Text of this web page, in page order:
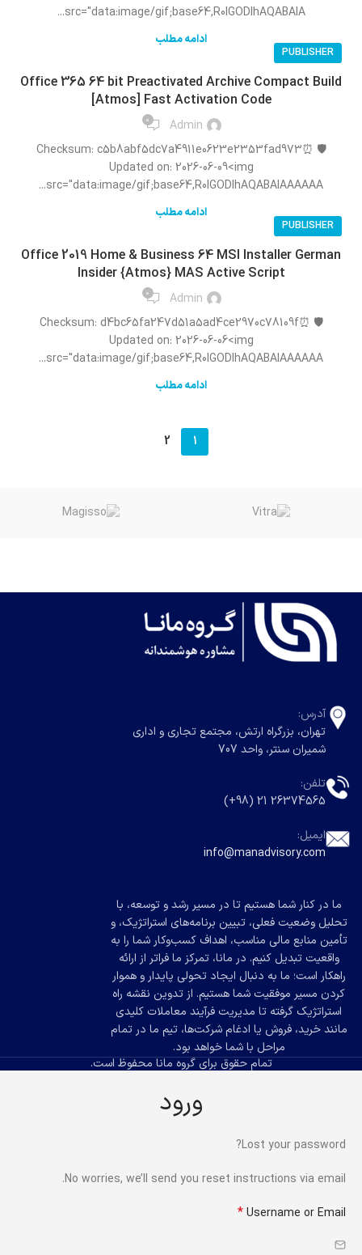
src="data:image/gif;base64,R0lGODlhAQABAIA...
ادامه مطلب
PUBLISHER
Office 365 64 bit Preactivated Archive Compact Build
[Atmos] Fast Activation Code
Admin
0
🛡️ Checksum: c5b8abf5dc7a4911e0623e2353fad973⏰
Updated on: 2026-06-09<img
src="data:image/gif;base64,R0lGODlhAQABAIAAAAAA...
ادامه مطلب
PUBLISHER
Office 2019 Home & Business 64 MSI Installer German
Insider {Atmos} MAS Active Script
Admin
0
🛡️ Checksum: d4bc65fa247d51a5ad4ce2970c78109f⏰
Updated on: 2026-06-06<img
src="data:image/gif;base64,R0lGODlhAQABAIAAAAAA...
ادامه مطلب
1
2
آدرس:
تهران، بزرگراه ارتش، مجتمع تجاری و اداری
شمیران سنتر، واحد 707
تلفن:
26374565 21 (98+)
ایمیل:
info@manadvisory.com
ما در کنار شما هستیم تا در مسیر رشد و توسعه، با
تحلیل وضعیت فعلی، تبیین برنامه‌های استراتژیک، و
تأمین منابع مالی مناسب، اهداف کسب‌وکار شما را به
واقعیت تبدیل کنیم. در مانا، تمرکز ما فراتر از ارائه
راهکار است؛ ما به دنبال ایجاد تحولی پایدار و هموار
کردن مسیر موفقیت شما هستیم. از تدوین نقشه راه
استراتژیک گرفته تا مدیریت فرآیند معاملات کلیدی
مانند خرید، فروش یا ادغام شرکت‌ها، تیم ما در تمام
مراحل با شما خواهد بود.
تمام حقوق برای گروه مانا محفوظ است.
ورود
Lost your password?
No worries, we’ll send you reset instructions via email.
Username or Email
*